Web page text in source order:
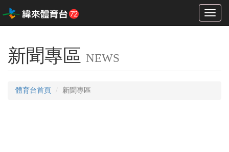
Toggle
新聞專區 NEWS
體育台首頁 新聞專區